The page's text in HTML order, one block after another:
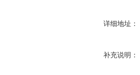
详细地址：
补充说明：